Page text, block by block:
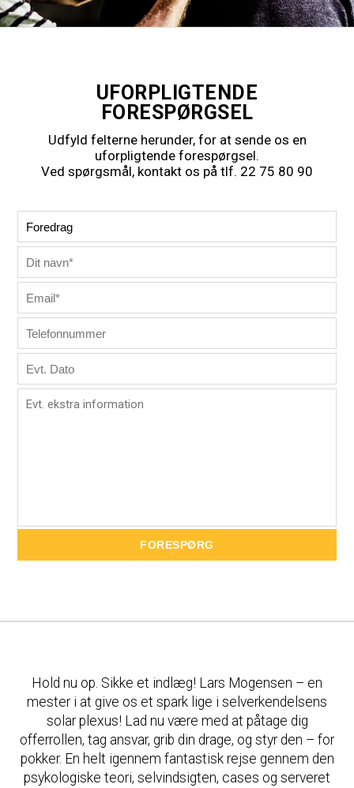
UFORPLIGTENDE
FORESPØRGSEL
Udfyld felterne herunder, for at sende os en
uforpligtende forespørgsel.
Ved spørgsmål, kontakt os på tlf. 22 75 80 90
Hold nu op. Sikke et indlæg! Lars Mogensen – en
mester i at give os et spark lige i selverkendelsens
solar plexus! Lad nu være med at påtage dig
offerrollen, tag ansvar, grib din drage, og styr den – for
pokker. En helt igennem fantastisk rejse gennem den
psykologiske teori, selvindsigten, cases og serveret